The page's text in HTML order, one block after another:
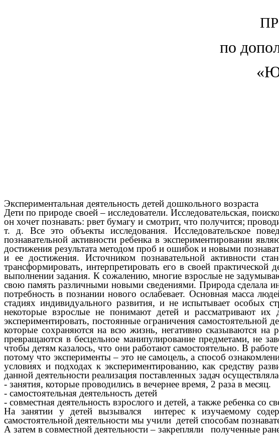
по
Экспериментальная деятельность детей дошкольного возраста
Дети по природе своей – исследователи. Исследовательская,
он хочет познавать: рвет бумагу и смотрит, что получится;
т. д. Все это объекты исследования. Исследовательское
познавательной активности ребенка в экспериментировании
достижения результата методом проб и ошибок и новыми
и ее достижения. Источником познавательной активности
трансформировать, интерпретировать его в своей практической
выполнении задания. К сожалению, многие взрослые не
свою память различными новыми сведениями. Природа сделала
потребность в познании нового ослабевает. Основная масса
стадиях индивидуального развития, и не испытывает особых
некоторые взрослые не понимают детей и рассматривают
экспериментировать, постоянные ограничения
которые сохраняются на всю жизнь, негативно сказываются на
превращаются в бесцельное манипулирование предметами, не
чтобы детям казалось, что они работают самостоятельно. В
потому что эксперименты – это не самоцель, а способ
условиях и подходах к экспериментированию, как средству
данной деятельности реализация поставленных задач
- занятия, которые проводились в вечернее время, 2 раза в месяц.
- самостоятельная деятельность детей
- совместная деятельность взрослого и детей, а также ребенка со
На занятии у детей вызывался интерес к изучаемому
самостоятельной деятельности мы учили детей способам
А затем в совместной деятельности – закрепляли полученные